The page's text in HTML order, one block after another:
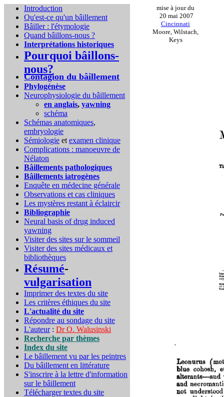
Introduction
Qu'est-ce qu'un bâillement
Bâiller : l'étymologie
Quand bâillons-nous ?
Interprétations historiques
Pourquoi bâillons-
nous?
Contagion du bâillement
Phylogénèse
Neurophysiologie du bâillement
en anglais, yawning
schéma
Schémas anatomiques,
embryologie
Sémiologie et examen clinique
Complications : manoeuvre de
Nélaton
Bâillements pathologiques
Bâillements iatrogènes
Enquête en médecine générale
Observations et cas cliniques
Les mystères restant à éclaircir
Bibliographie
Neural basis of drug induced
yawning
Visiter des sites sur le sommeil
Visiter des sites médicaux et
bibliothèques
Résumé-
vulgarisation
Imprimer des textes du site
Les critères éthiques du site
L'actualité du site
Répondre au sondage du site
L'auteur: Dr O. Walusinski
Recherche par thèmes
Index du site
Le bâillement vu par les peintres
Du bâillement en littérature
S'inscrire à la lettre d'information
sur le bâillement
Télécharger textes du site
mise à jour du
20 mai 2007
Cincinnati
Moore, Wilstach,
Keys